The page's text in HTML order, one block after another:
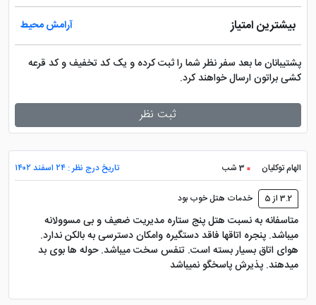
در کنار این ساحل، مجموعه مارینا نیز قرار گرفته است؛
فضایی که قایق های تفریحی، شناورها و برخی تفریحات
دریایی در آن فعالیت می کنند و حال و هوایی متفاوت
نسبت به سایر نقاط جزیره دارد. اگر به قدم زدن کنار اسکله،
عکاسی یا تماشای قایق های لوکس علاقه دارید، این بخش از
کیش یکی از زیباترین انتخاب هاست.
نظر کارشناس
: اگر هدف اصلی شما از سفر
استفاده از مراکز خرید باشد، هتل های مرکز جزیره انتخاب
های مناسبی هستند؛ اما اگر می خواهید هر روز بخشی از
زمان خود را کنار ساحل بگذرانید و بدون طی کردن مسیر
طولانی به دریا دسترسی داشته باشید، مارینا پارک یکی از
بهترین گزینه های کیش است.
بیشترین امتیاز آرامش محیط
پشتیبانان ما بعد سفر نظر شما را ثبت کرده و یک کد تخفیف و کد قرعه
کشی براتون ارسال خواهند کرد.
ثبت نظر
الهام توکلیان 3 شب تاریخ درج نظر : ۲۴ اسفند ۱۴۰۲
3.2 از 5 خدمات هتل خوب بود
متاسفانه به نسبت هتل پنج ستاره مدیریت ضعیف و بی مسوولانه
میباشد. پنجره اتاقها فاقد دستگیره وامکان دسترسی به بالکن ندارد.
هوای اتاق بسیار بسته است. تنفس سخت میباشد. حوله ها بوی بد
میدهند. پذیرش پاسخگو نمیباشد